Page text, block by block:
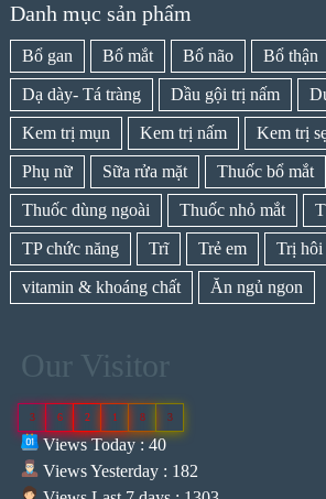
Danh mục sản phẩm
Bổ gan Bổ mắt Bổ não Bổ thận
Dạ dày- Tá tràng Dầu gội trị nấm
Kem trị mụn Kem trị nấm Kem trị
Phụ nữ Sữa rửa mặt Thuốc bổ mắt
Thuốc dùng ngoài Thuốc nhỏ mắt
TP chức năng Trĩ Trẻ em Trị hôi
vitamin & khoáng chất Ăn ngủ ngon
Our Visitor
3 6 2 1 8 3
Views Today : 40
Views Yesterday : 182